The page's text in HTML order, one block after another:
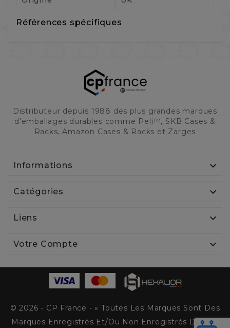
Références spécifiques
Distributeur depuis 1988 des plus grandes marques
d'emballages durables comme Peli™, SKB Cases &
Racks, Amazon Cases & Racks et Zarges
Informations 
Catégories 
Liens 
Votre Compte 
© 2026 - CP France - « Toutes Les Marques Sont Des
Marques Enregistrés Et/ou Non Enregistrés De Peli